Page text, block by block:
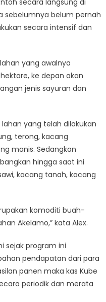
sebelumnya belum pernah
secara intensif dan
yang awalnya
ke depan akan
jenis sayuran dan
yang telah dilakukan
terong, kacang
manis. Sedangkan
hingga saat ini
kacang tanah, kacang
komoditi buah-
Akelamo,” kata Alex.
sejak program ini
pendapatan dari para
panen maka kas Kube
periodik dan merata